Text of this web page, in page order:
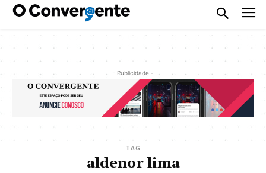
- Publicidade -
TAG
aldenor lima